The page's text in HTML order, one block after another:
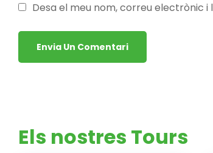
Desa el meu nom, correu electrònic
Els nostres Tours